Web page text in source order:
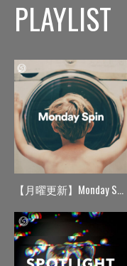
PLAYLIST
【月曜更新】Monday Spin